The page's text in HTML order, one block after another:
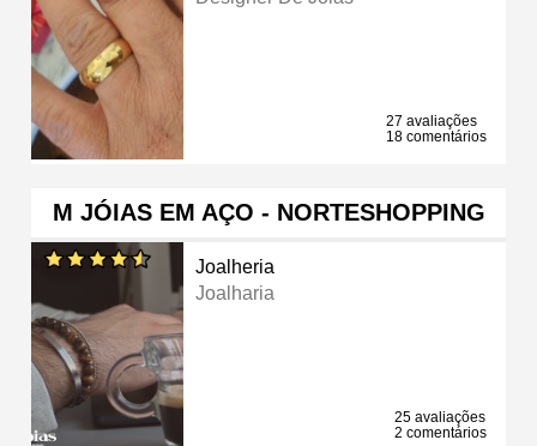
27 avaliações
18 comentários
M JÓIAS EM AÇO - NORTESHOPPING
Joalheria
Joalharia
25 avaliações
2 comentários